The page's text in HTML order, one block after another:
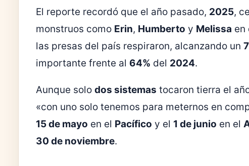
El reporte recordó que el año pasado, 2025,
monstruos como Erin, Humberto y Melissa en
las presas del país respiraron, alcanzando un
importante frente al 64% del 2024.
Aunque solo dos sistemas tocaron tierra el
«con uno solo tenemos para meternos en
15 de mayo en el Pacífico y el 1 de junio en el
30 de noviembre.